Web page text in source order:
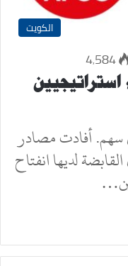
الكويت
4٬584
نحو 9 ملايين سهم. أفادت مصادر
لديها انفتاح